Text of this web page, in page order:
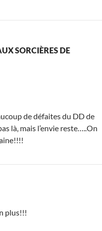
SORCIÈRES DE
de défaites du DD de
là, mais l’envie reste…..On
plus!!!